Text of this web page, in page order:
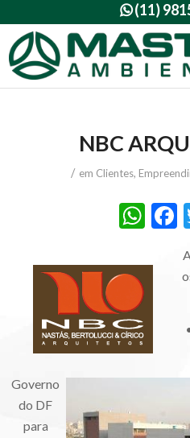
(11)
NBC
/ em Clientes,
Governo
do DF
para